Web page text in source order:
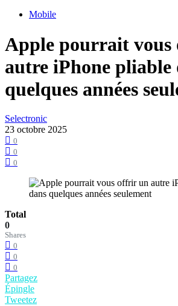
Mobile
Apple pourrait
autre iPhone pliable
quelques années
Selectronic
23 octobre 2025
0
0
0
Total
0
Shares
0
0
0
Partagez
Épingle
Tweetez